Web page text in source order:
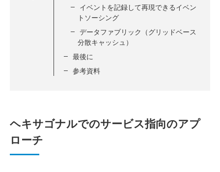
イベントを記録して再現できるイベン
トソーシング
データファブリック（グリッドベース
分散キャッシュ）
最後に
参考資料
ヘキサゴナルでのサービス指向のアプ
ローチ